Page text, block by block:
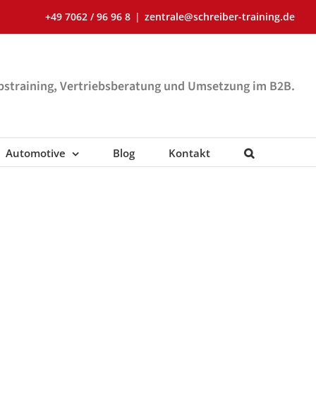
+49 7062 / 96 96 8 | zentrale@schreiber-training.de
Vertriebsberatung und Umsetzung im B2B.
Automotive Blog Kontakt